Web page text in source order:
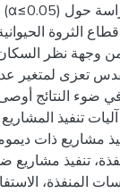
الثروة
من وجهة نظر
تعزى لمتغير عدد
ضوء النتائج
تنفيذ
مشاريع ذات
تنفيذ مشاريع
المنفذة،